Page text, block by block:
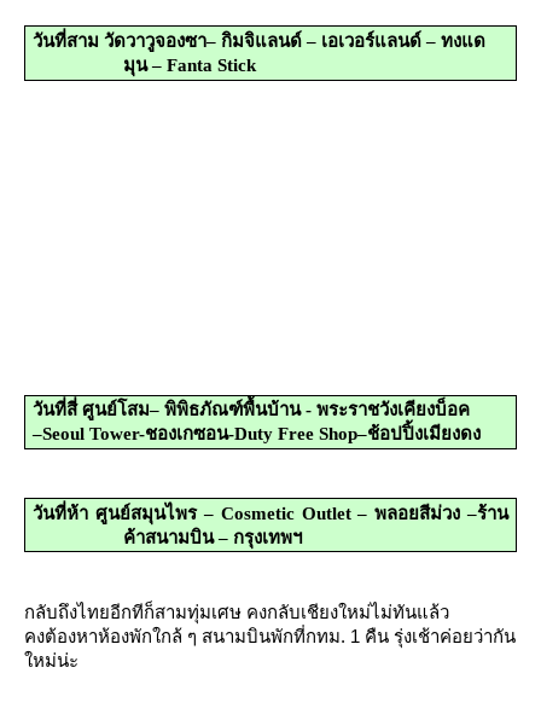
วันที่สาม วัดวาวูจองซา– กิมจิแลนด์ – เอเวอร์แลนด์ – ทงแด
มุน –Fanta Stick
วันที่สี่ ศูนย์โสม– พิพิธภัณฑ์พื้นบ้าน - พระราชวังเคียงบ็อค
–SeoulTower-ชองเกซอน-Duty Free Shop–ช้อปปิ้งเมียงดง
วันที่ห้า ศูนย์สมุนไพร – Cosmetic Outlet– พลอยสีม่วง –ร้าน
ค้าสนามบิน – กรุงเทพฯ
กลับถึงไทยอีกทีก็สามทุ่มเศษ คงกลับเชียงใหม่ไม่ทันแล้ว
คงต้องหาห้องพักใกล้ ๆ สนามบินพักที่กทม. 1 คืน รุ่งเช้าค่อยว่ากัน
หม่น่ะ